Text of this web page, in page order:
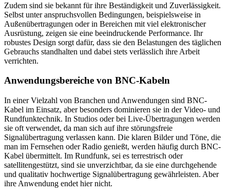
Zudem sind sie bekannt für ihre Beständigkeit und Zuverlässigkeit.
Selbst unter anspruchsvollen Bedingungen, beispielsweise in
Außenübertragungen oder in Bereichen mit viel elektronischer
Ausrüstung, zeigen sie eine beeindruckende Performance. Ihr
robustes Design sorgt dafür, dass sie den Belastungen des täglichen
Gebrauchs standhalten und dabei stets verlässlich ihre Arbeit
verrichten.
Anwendungsbereiche von BNC-Kabeln
In einer Vielzahl von Branchen und Anwendungen sind BNC-
Kabel im Einsatz, aber besonders dominieren sie in der Video- und
Rundfunktechnik. In Studios oder bei Live-Übertragungen werden
sie oft verwendet, da man sich auf ihre störungsfreie
Signalübertragung verlassen kann. Die klaren Bilder und Töne, die
man im Fernsehen oder Radio genießt, werden häufig durch BNC-
Kabel übermittelt. Im Rundfunk, sei es terrestrisch oder
satellitengestützt, sind sie unverzichtbar, da sie eine durchgehende
und qualitativ hochwertige Signalübertragung gewährleisten. Aber
ihre Anwendung endet hier nicht.